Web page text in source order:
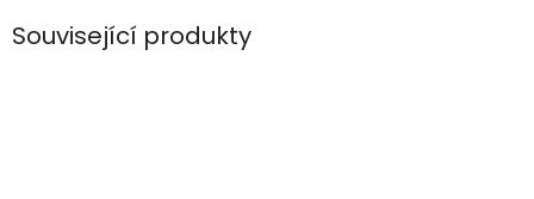
Související produkty